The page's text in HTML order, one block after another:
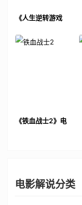
《人生逆转游戏
《铁血战士2》电
电影解说分类